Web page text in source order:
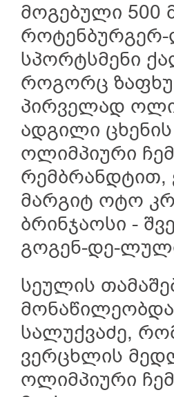
მოგებული 500
სპორტსმენი
როგორც
პირველად
ადგილი
ოლიმპიური
რემბრანდტით,
მარგიტ ოტო
ბრინჯაოსი -
გოგენ-დე-
სეულის
სალუქვაძე,
ვერცხლის
ოლიმპიური